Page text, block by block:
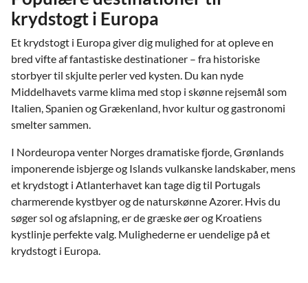
krydstogt i Europa
Et krydstogt i Europa giver dig mulighed for at opleve en
bred vifte af fantastiske destinationer – fra historiske
storbyer til skjulte perler ved kysten. Du kan nyde
Middelhavets varme klima med stop i skønne rejsemål som
Italien, Spanien og Grækenland, hvor kultur og gastronomi
smelter sammen.
I Nordeuropa venter Norges dramatiske fjorde, Grønlands
imponerende isbjerge og Islands vulkanske landskaber, mens
et krydstogt i Atlanterhavet kan tage dig til Portugals
charmerende kystbyer og de naturskønne Azorer. Hvis du
søger sol og afslapning, er de græske øer og Kroatiens
kystlinje perfekte valg. Mulighederne er uendelige på et
krydstogt i Europa.